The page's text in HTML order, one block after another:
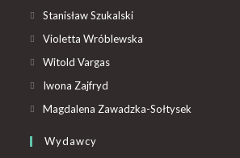
Stanisław Szukalski
Violetta Wróblewska
Witold Vargas
Iwona Zajfryd
Magdalena Zawadzka-Sołtysek
Wydawcy